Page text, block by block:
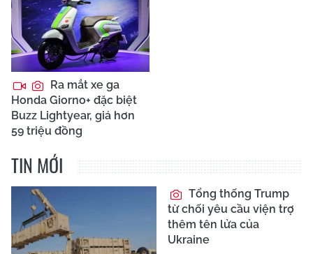
Ra mắt xe ga
Honda Giorno+ đặc biệt
Buzz Lightyear, giá hơn
59 triệu đồng
TIN MỚI
Tổng thống Trump
từ chối yêu cầu viện trợ
thêm tên lửa của
Ukraine